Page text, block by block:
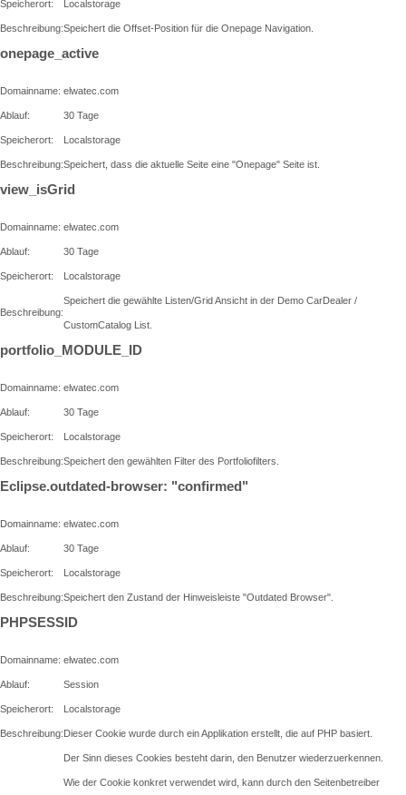
Speicherort: Localstorage
Beschreibung:Speichert die Offset-Position für die Onepage Navigation.
onepage_active
Domainname: elwatec.com
Ablauf: 30 Tage
Speicherort: Localstorage
Beschreibung:Speichert, dass die aktuelle Seite eine "Onepage" Seite ist.
view_isGrid
Domainname: elwatec.com
Ablauf: 30 Tage
Speicherort: Localstorage
Beschreibung:
Speichert die gewählte Listen/Grid Ansicht in der Demo CarDealer /
CustomCatalog List.
portfolio_MODULE_ID
Domainname: elwatec.com
Ablauf: 30 Tage
Speicherort: Localstorage
Beschreibung:Speichert den gewählten Filter des Portfoliofilters.
Eclipse.outdated-browser: "confirmed"
Domainname: elwatec.com
Ablauf: 30 Tage
Speicherort: Localstorage
Beschreibung:Speichert den Zustand der Hinweisleiste "Outdated Browser".
PHPSESSID
Domainname: elwatec.com
Ablauf: Session
Speicherort: Localstorage
Beschreibung:Dieser Cookie wurde durch ein Applikation erstellt, die auf PHP basiert.
Der Sinn dieses Cookies besteht darin, den Benutzer wiederzuerkennen.
Wie der Cookie konkret verwendet wird, kann durch den Seitenbetreiber